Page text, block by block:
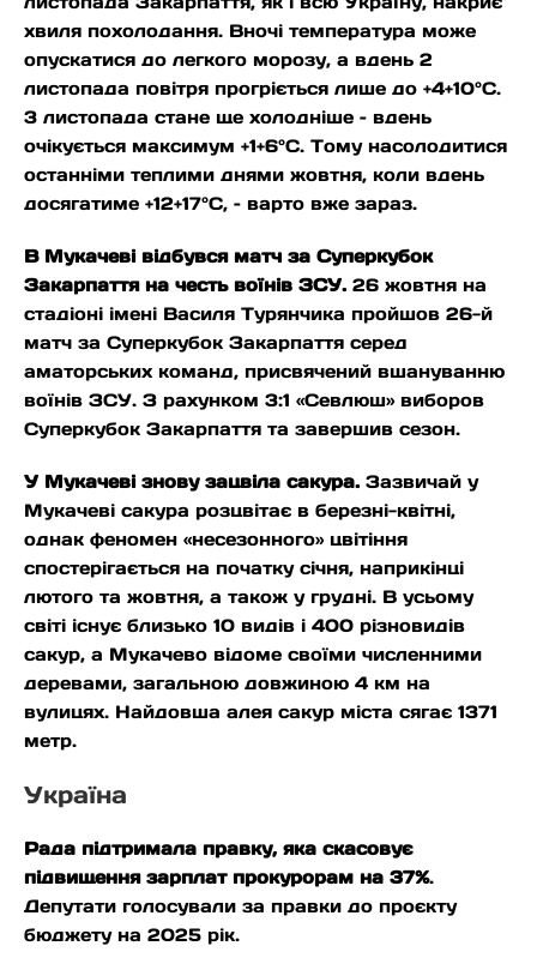
хвиля похолодання. Вночі температура може
опускатися до легкого морозу, а вдень 2
листопада повітря прогріється лише до +4+10°C.
3 листопада стане ще холодніше – вдень
очікується максимум +1+6°C. Тому насолодитися
останніми теплими днями жовтня, коли вдень
досягатиме +12+17°C, – варто вже зараз.
В Мукачеві відбувся матч за Суперкубок
Закарпаття на честь воїнів ЗСУ.26 жовтня на
стадіоні імені Василя Турянчика пройшов 26-й
матч за Суперкубок Закарпаття серед
аматорських команд, присвячений вшануванню
воїнів ЗСУ. З рахунком 3:1 «Севлюш» виборов
Суперкубок Закарпаття та завершив сезон.
У Мукачеві знову зацвіла сакура.Зазвичай у
Мукачеві сакура розцвітає в березні-квітні,
однак феномен «несезонного» цвітіння
спостерігається на початку січня, наприкінці
лютого та жовтня, а також у грудні. В усьому
світі існує близько 10 видів і 400 різновидів
сакур, а Мукачево відоме своїми численними
деревами, загальною довжиною 4 км на
вулицях. Найдовша алея сакур міста сягає 1371
метр.
Україна
Рада підтримала правку, яка скасовує
підвищення зарплат прокурорам на 37%.
Депутати голосували за правки до проєкту
бюджету на 2025 рік.